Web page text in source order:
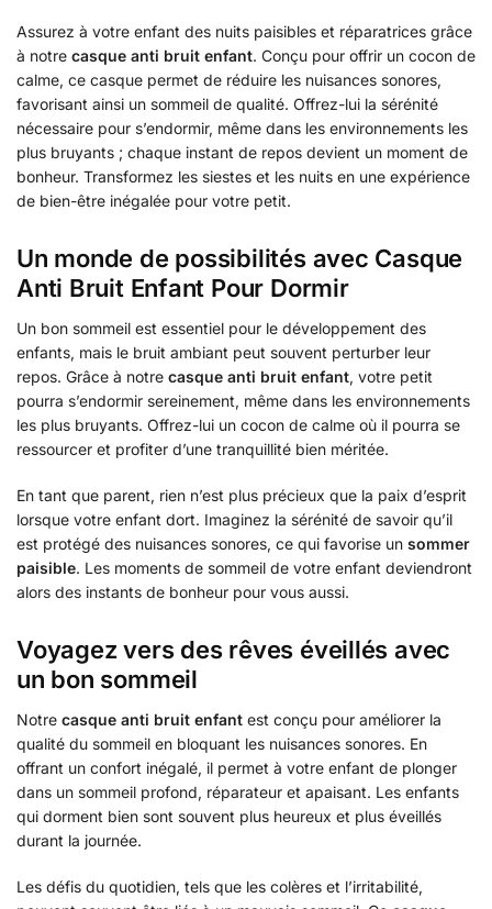
Assurez à votre enfant des nuits paisibles et réparatrices grâce
à notre casque anti bruit enfant. Conçu pour offrir un cocon de
calme, ce casque permet de réduire les nuisances sonores,
favorisant ainsi un sommeil de qualité. Offrez-lui la sérénité
nécessaire pour s’endormir, même dans les environnements les
plus bruyants ; chaque instant de repos devient un moment de
bonheur. Transformez les siestes et les nuits en une expérience
de bien-être inégalée pour votre petit.
Un monde de possibilités avec Casque
Anti Bruit Enfant Pour Dormir
Un bon sommeil est essentiel pour le développement des
enfants, mais le bruit ambiant peut souvent perturber leur
repos. Grâce à notre casque anti bruit enfant, votre petit
pourra s’endormir sereinement, même dans les environnements
les plus bruyants. Offrez-lui un cocon de calme où il pourra se
ressourcer et profiter d’une tranquillité bien méritée.
En tant que parent, rien n’est plus précieux que la paix d’esprit
lorsque votre enfant dort. Imaginez la sérénité de savoir qu’il
est protégé des nuisances sonores, ce qui favorise un sommer
paisible. Les moments de sommeil de votre enfant deviendront
alors des instants de bonheur pour vous aussi.
Voyagez vers des rêves éveillés avec
un bon sommeil
Notre casque anti bruit enfant est conçu pour améliorer la
qualité du sommeil en bloquant les nuisances sonores. En
offrant un confort inégalé, il permet à votre enfant de plonger
dans un sommeil profond, réparateur et apaisant. Les enfants
qui dorment bien sont souvent plus heureux et plus éveillés
durant la journée.
Les défis du quotidien, tels que les colères et l’irritabilité,